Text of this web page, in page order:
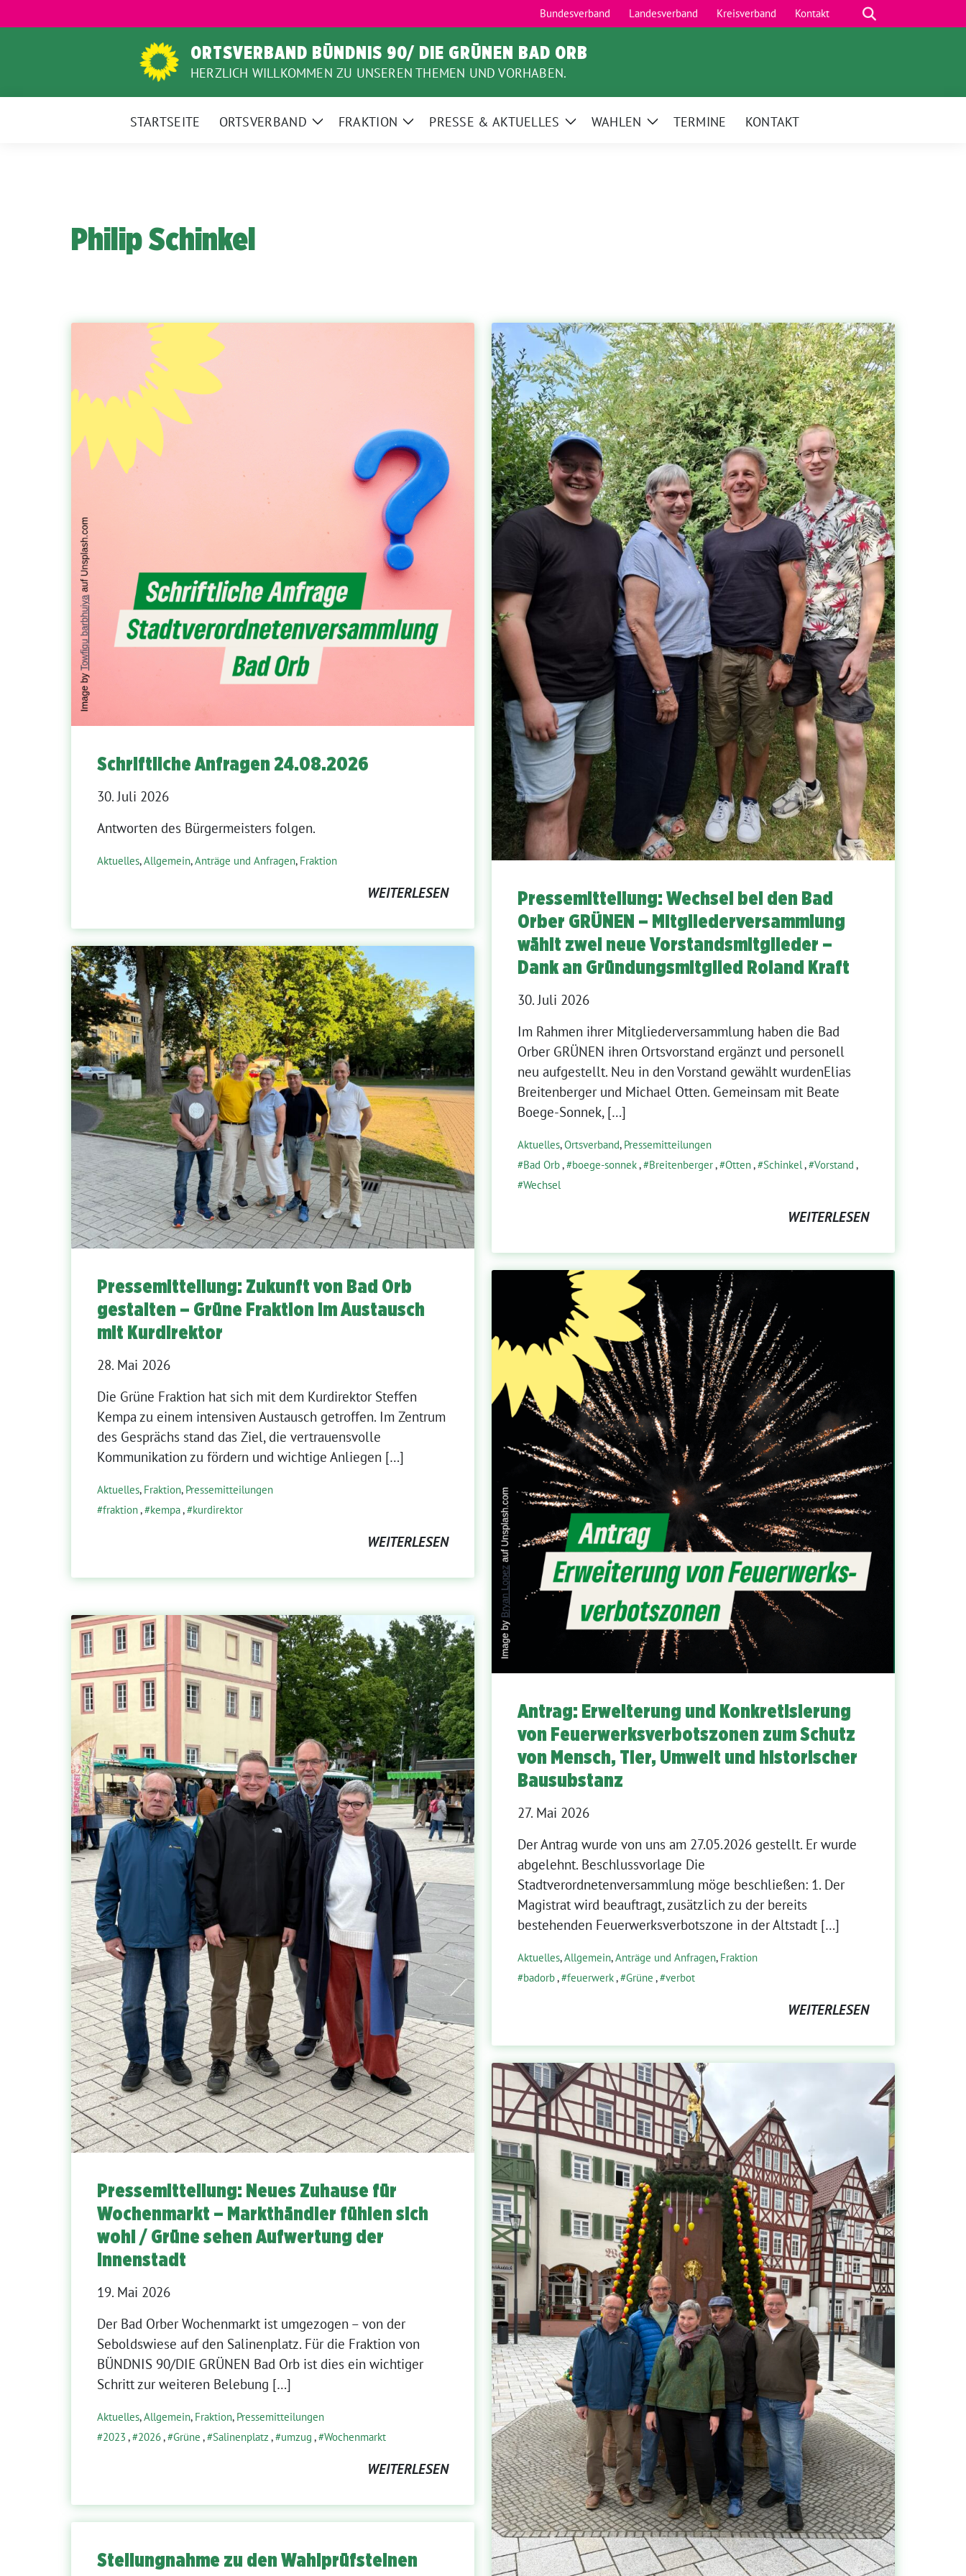
zum
Bundesverband Landesverband Kreisverband Kontakt Suche
ORTSVERBAND BÜNDNIS 90/ DIE GRÜNEN BAD ORB
HERZLICH WILLKOMMEN ZU UNSEREN THEMEN UND VORHABEN.
STARTSEITE ORTSVERBAND
ZeigeFRAKTION
ZeigePRESSE & AKTUELLES
ZeigeWAHLEN
ZeigeTERMINE KONTAKT
Philip Schinkel
Schriftliche Anfragen 24.08.2026
30. Juli 2026
Antworten des Bürgermeisters folgen.
Aktuelles,Allgemein,Anträge und Anfragen, Fraktion
WEITERLESEN
Pressemitteilung: Wechsel bei den Bad
Orber GRÜNEN – Mitgliederversammlung
wählt zwei neue Vorstandsmitglieder –
Dank an Gründungsmitglied Roland Kraft
30. Juli 2026
Im Rahmen ihrer Mitgliederversammlung haben die Bad
Orber GRÜNEN ihren Ortsvorstand ergänzt und personell
neu aufgestellt. Neu in den Vorstand gewählt wurdenElias
Breitenberger und Michael Otten. Gemeinsam mit Beate
Boege-Sonnek, […]
Aktuelles,Ortsverband, Pressemitteilungen
Bad Orb, boege-sonnek, Breitenberger, Otten, Schinkel, Vorstand ,
Wechsel
WEITERLESEN
Pressemitteilung: Zukunft von Bad Orb
gestalten – Grüne Fraktion im Austausch
mit Kurdirektor
28. Mai 2026
Die Grüne Fraktion hat sich mit dem Kurdirektor Steffen
Kempa zu einem intensiven Austausch getroffen. Im Zentrum
des Gesprächs stand das Ziel, die vertrauensvolle
Kommunikation zu fördern und wichtige Anliegen […]
Aktuelles, Fraktion, Pressemitteilungen
fraktion, kempa, kurdirektor
WEITERLESEN
Antrag: Erweiterung und Konkretisierung
von Feuerwerksverbotszonen zum Schutz
von Mensch, Tier, Umwelt und historischer
Bausubstanz
27. Mai 2026
Der Antrag wurde von uns am 27.05.2026 gestellt. Er wurde
abgelehnt. Beschlussvorlage Die
Stadtverordnetenversammlung möge beschließen: 1. Der
Magistrat wird beauftragt, zusätzlich zu der bereits
bestehenden Feuerwerksverbotszone in der Altstadt […]
Aktuelles,Allgemein,Anträge und Anfragen, Fraktion
badorb, feuerwerk, Grüne , verbot
WEITERLESEN
Pressemitteilung: Neues Zuhause für
Wochenmarkt – Markthändler fühlen sich
wohl / Grüne sehen Aufwertung der
Innenstadt
19. Mai 2026
Der Bad Orber Wochenmarkt ist umgezogen – von der
Seboldswiese auf den Salinenplatz. Für die Fraktion von
BÜNDNIS 90/DIE GRÜNEN Bad Orb ist dies ein wichtiger
Schritt zur weiteren Belebung […]
Aktuelles,Allgemein, Fraktion, Pressemitteilungen
2023 , 2026, Grüne , Salinenplatz , umzug , Wochenmarkt
WEITERLESEN
Stellungnahme zu den Wahlprüfsteinen